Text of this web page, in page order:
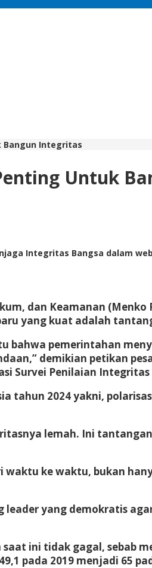
Bangun Integritas
Untuk
Integritas Bangsa dalam
dan Keamanan
yang kuat adalah
pemerintahan
demikian petikan
Survei Penilaian Integritas
tahun 2024 yakni,
lemah. Ini
ke waktu, bukan
leader yang demokratis
ini tidak gagal, sebab
pada 2019 menjadi 65